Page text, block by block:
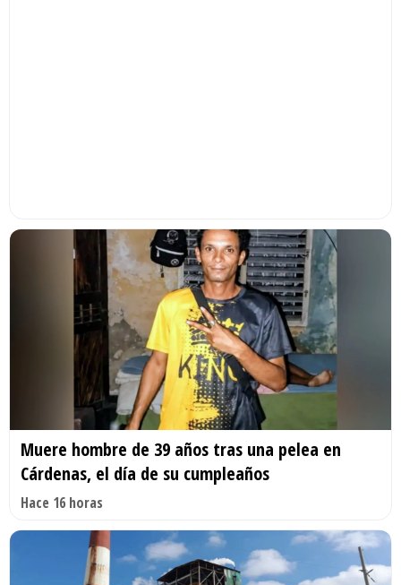
Muere hombre de 39 años tras una pelea en
Cárdenas, el día de su cumpleaños
Hace 16 horas